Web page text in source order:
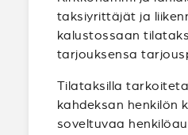
taksiyrittäjät ja
kalustossaan
tarjouksensa
Tilataksilla
kahdeksan henkilön
soveltuvaa